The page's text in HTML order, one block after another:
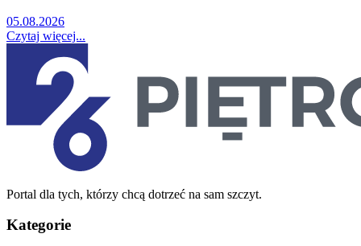
05.08.2026
Czytaj więcej...
Portal dla tych, którzy chcą dotrzeć na sam szczyt.
Kategorie